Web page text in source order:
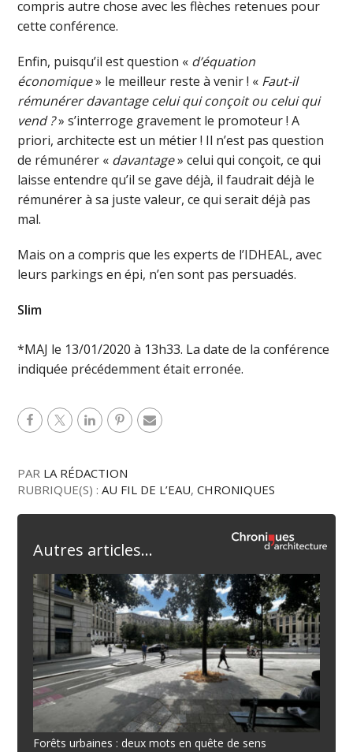
compris autre chose avec les flèches retenues pour
cette conférence.
Enfin, puisqu’il est question « d’équation
économique» le meilleur reste à venir ! « Faut-il
rémunérer davantage celui qui conçoit ou celui qui
vend ?» s’interroge gravement le promoteur ! A
priori, architecte est un métier ! Il n’est pas question
de rémunérer « davantage» celui qui conçoit, ce qui
laisse entendre qu’il se gave déjà, il faudrait déjà le
rémunérer à sa juste valeur, ce qui serait déjà pas
mal.
Mais on a compris que les experts de l’IDHEAL, avec
leurs parkings en épi, n’en sont pas persuadés.
Slim
*MAJ le 13/01/2020 à 13h33. La date de la conférence
indiquée précédemment était erronée.
PAR LA RÉDACTION
RUBRIQUE(S) :AU FIL DE L’EAU,CHRONIQUES
Autres articles...
Forêts urbaines : deux mots en quête de sens